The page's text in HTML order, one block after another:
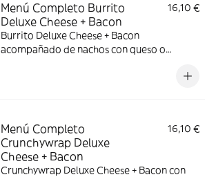
Menú Completo Burrito
Deluxe Cheese + Bacon
16,10 €
Burrito Deluxe Cheese + Bacon
acompañado de nachos con queso o
Menú Completo
Crunchywrap Deluxe
Cheese + Bacon
16,10 €
Crunchywrap Deluxe Cheese + Bacon con